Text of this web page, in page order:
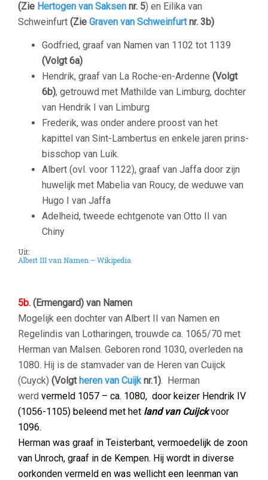
(Zie Hertogen van Saksen nr. 5) en Eilika van
Schweinfurt (Zie Graven van Schweinfurtnr. 3b)
Godfried, graaf van Namen van 1102 tot 1139
(Volgt 6a)
Hendrik, graaf van La Roche-en-Ardenne (Volgt
6b), getrouwd met Mathilde van Limburg, dochter
van Hendrik I van Limburg
Frederik, was onder andere proost van het
kapittel van Sint-Lambertus en enkele jaren prins-
bisschop van Luik.
Albert (ovl. voor 1122), graaf van Jaffa door zijn
huwelijk met Mabelia van Roucy, de weduwe van
Hugo I van Jaffa
Adelheid, tweede echtgenote van Otto II van
Chiny
Uit:
Albert III van Namen – Wikipedia
5b. (Ermengard) van Namen
Mogelijk een dochter van Albert II van Namen en
Regelindis van Lotharingen, trouwde ca. 1065/70 met
Herman van Malsen. Geboren rond 1030, overleden na
1080. Hij is de stamvader van de Heren van Cuijck
(Cuyck) (Volgt heren van Cuijknr.1). Herman
werd vermeld 1057 – ca. 1080, door keizer Hendrik IV
(1056-1105) beleend met het land van Cuijckvoor
1096.
Herman was graaf in Teisterbant, vermoedelijk de zoon
van Unroch, graaf in de Kempen. Hij wordt in diverse
oorkonden vermeld en was wellicht een leenman van